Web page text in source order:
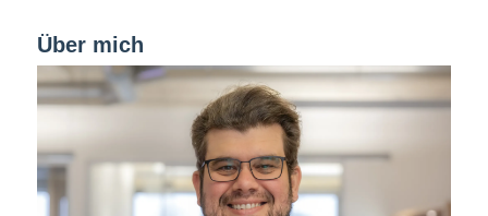
Über mich